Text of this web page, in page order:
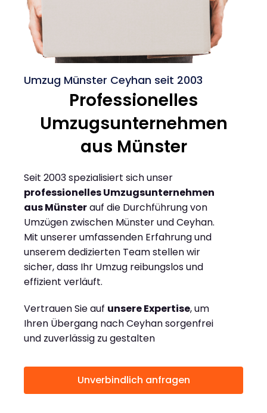
Umzug Münster Ceyhan seit 2003
Professionelles
Umzugsunternehmen
aus Münster
Seit 2003 spezialisiert sich unser
professionelles Umzugsunternehmen
aus Münsterauf die Durchführung von
Umzügen zwischen Münster und Ceyhan.
Mit unserer umfassenden Erfahrung und
unserem dedizierten Team stellen wir
sicher, dass Ihr Umzug reibungslos und
effizient verläuft.
Vertrauen Sie auf unsere Expertise, um
Ihren Übergang nach Ceyhan sorgenfrei
und zuverlässig zu gestalten
Unverbindlich anfragen